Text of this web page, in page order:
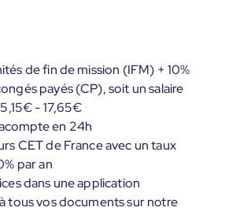
de fin de mission (IFM) + 10%
payés (CP), soit un salaire
- 17,65€
en 24h
CET de France avec un taux
par an
dans une application
tous vos documents sur notre